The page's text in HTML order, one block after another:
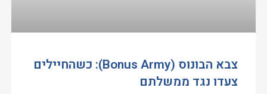
צבא הבונוס (Bonus Army): כשהחיילים
צעדו נגד ממשלתם